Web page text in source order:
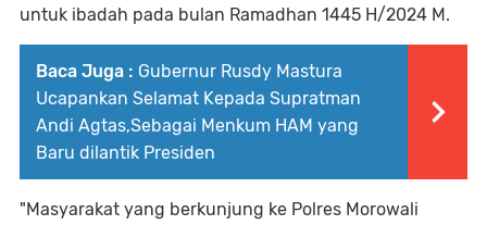
untuk ibadah pada bulan Ramadhan 1445 H/2024 M.
Baca Juga : Gubernur Rusdy Mastura
Ucapankan Selamat Kepada Supratman
Andi Agtas,Sebagai Menkum HAM yang
Baru dilantik Presiden
"Masyarakat yang berkunjung ke Polres Morowali